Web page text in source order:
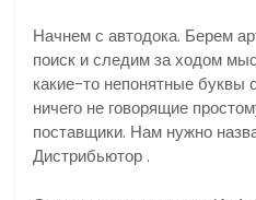
Начнем с автодока. Берем
поиск и следим за ходом
какие-то непонятные буквы
ничего не говорящие
поставщики. Нам нужно
Дистрибьютор .